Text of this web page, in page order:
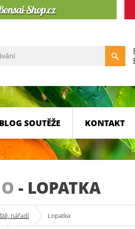
BLOG SOUTĚŽE KONTAKT
- LOPATKA
nářadí Lopatka